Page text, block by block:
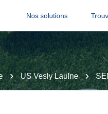
Nos solutions
US Vesly Laulne